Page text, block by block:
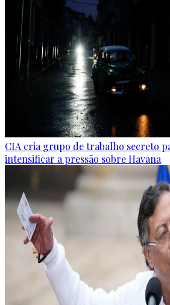
CIA cria grupo de trabalho secreto
intensificar a pressão sobre Havana